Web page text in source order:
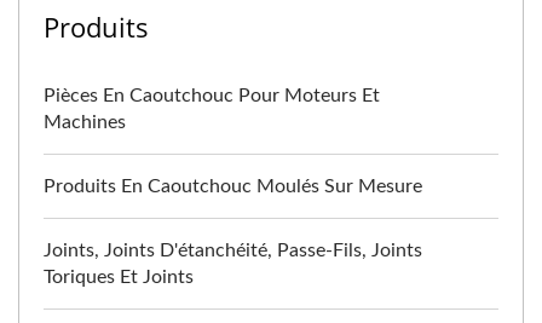
Produits
Pièces En Caoutchouc Pour Moteurs Et
Machines
Produits En Caoutchouc Moulés Sur Mesure
Joints, Joints D'étanchéité, Passe-Fils, Joints
Toriques Et Joints